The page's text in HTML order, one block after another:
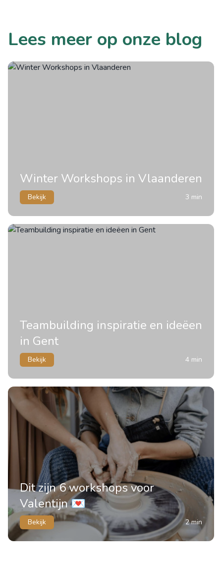
Lees meer op onze blog
Winter Workshops in Vlaanderen
Bekijk 3 min
Teambuilding inspiratie en ideëen
in Gent
Bekijk 4 min
Dit zijn 6 workshops voor
Valentijn 💌
Bekijk 2 min